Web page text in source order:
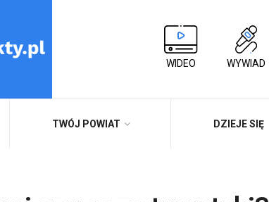
WIDEO WYWIAD
TWÓJ POWIAT DZIEJE SIĘ